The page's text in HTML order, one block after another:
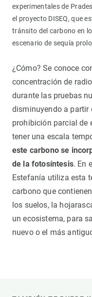
experimentales de
el proyecto DISEQ, que
tránsito del carbono en
escenario de sequía
¿Cómo? Se conoce
concentración de
durante las pruebas
disminuyendo a partir
prohibición parcial de
tener una escala
este carbono se
de la fotosíntesis. En
Estefanía utiliza esta
carbono que
los suelos, la
un ecosistema, para
nuevo o el más